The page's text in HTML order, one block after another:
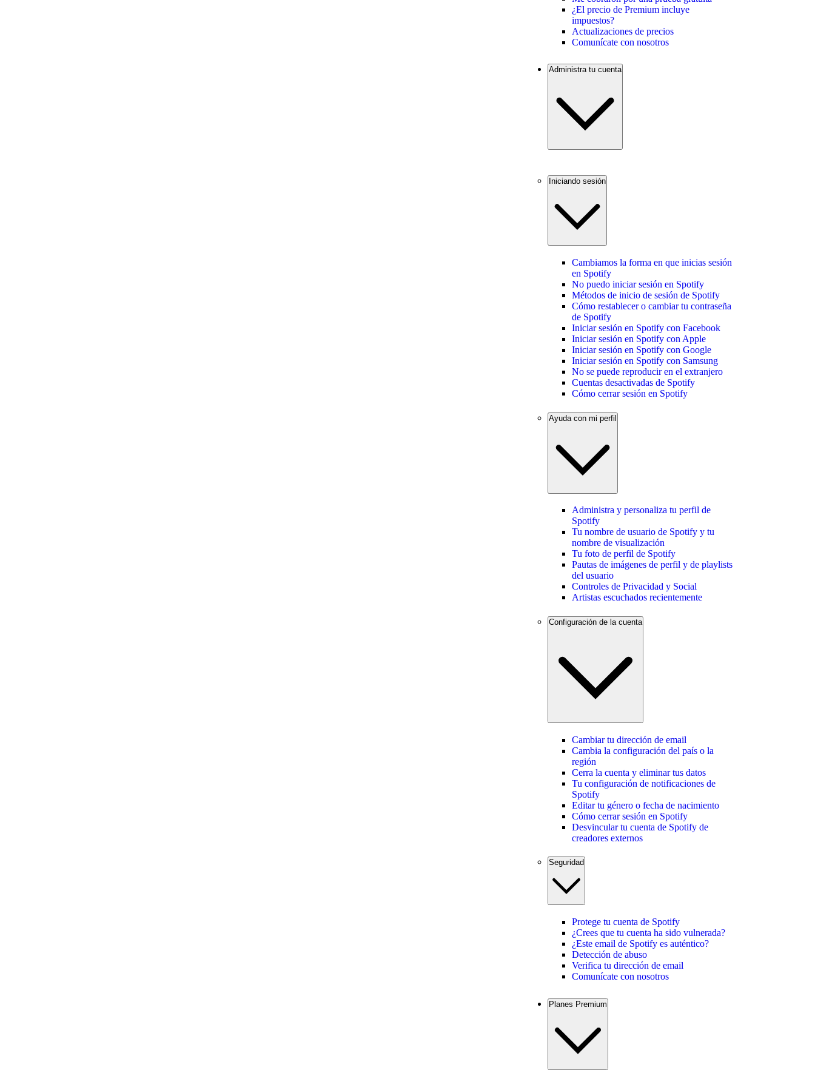
¿El precio de Premium incluye
impuestos?
Actualizaciones de precios
Comunícate con nosotros
Administra tu cuenta
Iniciando sesión
Cambiamos la forma en que inicias sesión
en Spotify
No puedo iniciar sesión en Spotify
Métodos de inicio de sesión de Spotify
Cómo restablecer o cambiar tu contraseña
de Spotify
Iniciar sesión en Spotify con Facebook
Iniciar sesión en Spotify con Apple
Iniciar sesión en Spotify con Google
Iniciar sesión en Spotify con Samsung
No se puede reproducir en el extranjero
Cuentas desactivadas de Spotify
Cómo cerrar sesión en Spotify
Ayuda con mi perfil
Administra y personaliza tu perfil de
Spotify
Tu nombre de usuario de Spotify y tu
nombre de visualización
Tu foto de perfil de Spotify
Pautas de imágenes de perfil y de playlists
del usuario
Controles de Privacidad y Social
Artistas escuchados recientemente
Configuración de la cuenta
Cambiar tu dirección de email
Cambia la configuración del país o la
región
Cerra la cuenta y eliminar tus datos
Tu configuración de notificaciones de
Spotify
Editar tu género o fecha de nacimiento
Cómo cerrar sesión en Spotify
Desvincular tu cuenta de Spotify de
creadores externos
Seguridad
Protege tu cuenta de Spotify
¿Crees que tu cuenta ha sido vulnerada?
¿Este email de Spotify es auténtico?
Detección de abuso
Verifica tu dirección de email
Comunícate con nosotros
Planes Premium